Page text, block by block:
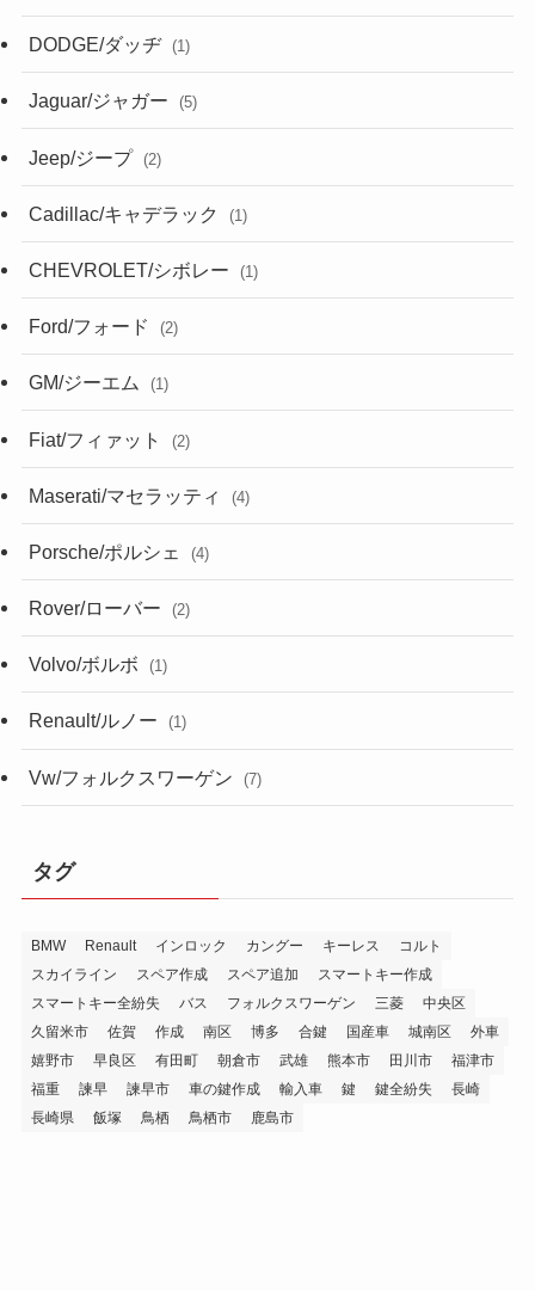
DODGE/ダッヂ (1)
Jaguar/ジャガー (5)
Jeep/ジープ (2)
Cadillac/キャデラック (1)
CHEVROLET/シボレー (1)
Ford/フォード (2)
GM/ジーエム (1)
Fiat/フィァット (2)
Maserati/マセラッティ (4)
Porsche/ポルシェ (4)
Rover/ローバー (2)
Volvo/ボルボ (1)
Renault/ルノー (1)
Vw/フォルクスワーゲン (7)
タグ
BMW Renault インロック カングー キーレス
コルト
スカイライン
スペア作成 スペア追加
スマートキー作成
スマートキー全紛失
バス フォルクスワーゲン 三菱
中央区
久留米市
佐賀 作成 南区 博多 合鍵 国産車 城南区
外車
嬉野市
早良区 有田町 朝倉市 武雄 熊本市 田川市
福津市
福重
諫早 諫早市 車の鍵作成 輸入車 鍵 鍵全紛失
長崎
長崎県
飯塚 鳥栖 鳥栖市 鹿島市